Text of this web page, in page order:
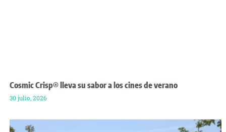
Cosmic Crisp® lleva su sabor a los cines de verano
30 julio, 2026